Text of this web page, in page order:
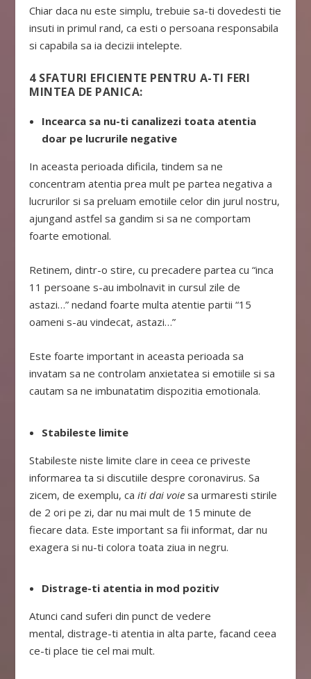
Chiar daca nu este simplu, trebuie sa-ti dovedesti tie
insuti in primul rand, ca esti o persoana responsabila
si capabila sa ia decizii intelepte.
4 SFATURI EFICIENTE PENTRU A-TI FERI
MINTEA DE PANICA:
Incearca sa nu-ti canalizezi toata atentia
doar pe lucrurile negative
In aceasta perioada dificila, tindem sa ne
concentram atentia prea mult pe partea negativa a
lucrurilor si sa preluam emotiile celor din jurul nostru,
ajungand astfel sa gandim si sa ne comportam
foarte emotional.
Retinem, dintr-o stire, cu precadere partea cu “inca
11 persoane s-au imbolnavit in cursul zile de
astazi…” nedand foarte multa atentie partii “15
oameni s-au vindecat, astazi…”
Este foarte important in aceasta perioada sa
invatam sa ne controlam anxietatea si emotiile si sa
cautam sa ne imbunatatim dispozitia emotionala.
Stabileste limite
Stabileste niste limite clare in ceea ce priveste
informarea ta si discutiile despre coronavirus. Sa
zicem, de exemplu, caiti dai voie sa urmaresti stirile
de 2 ori pe zi, dar nu mai mult de 15 minute de
fiecare data. Este important sa fii informat, dar nu
exagera si nu-ti colora toata ziua in negru.
Distrage-ti atentia in mod pozitiv
Atunci cand suferi din punct de vedere
mental, distrage-ti atentia in alta parte, facand ceea
ce-ti place tie cel mai mult.